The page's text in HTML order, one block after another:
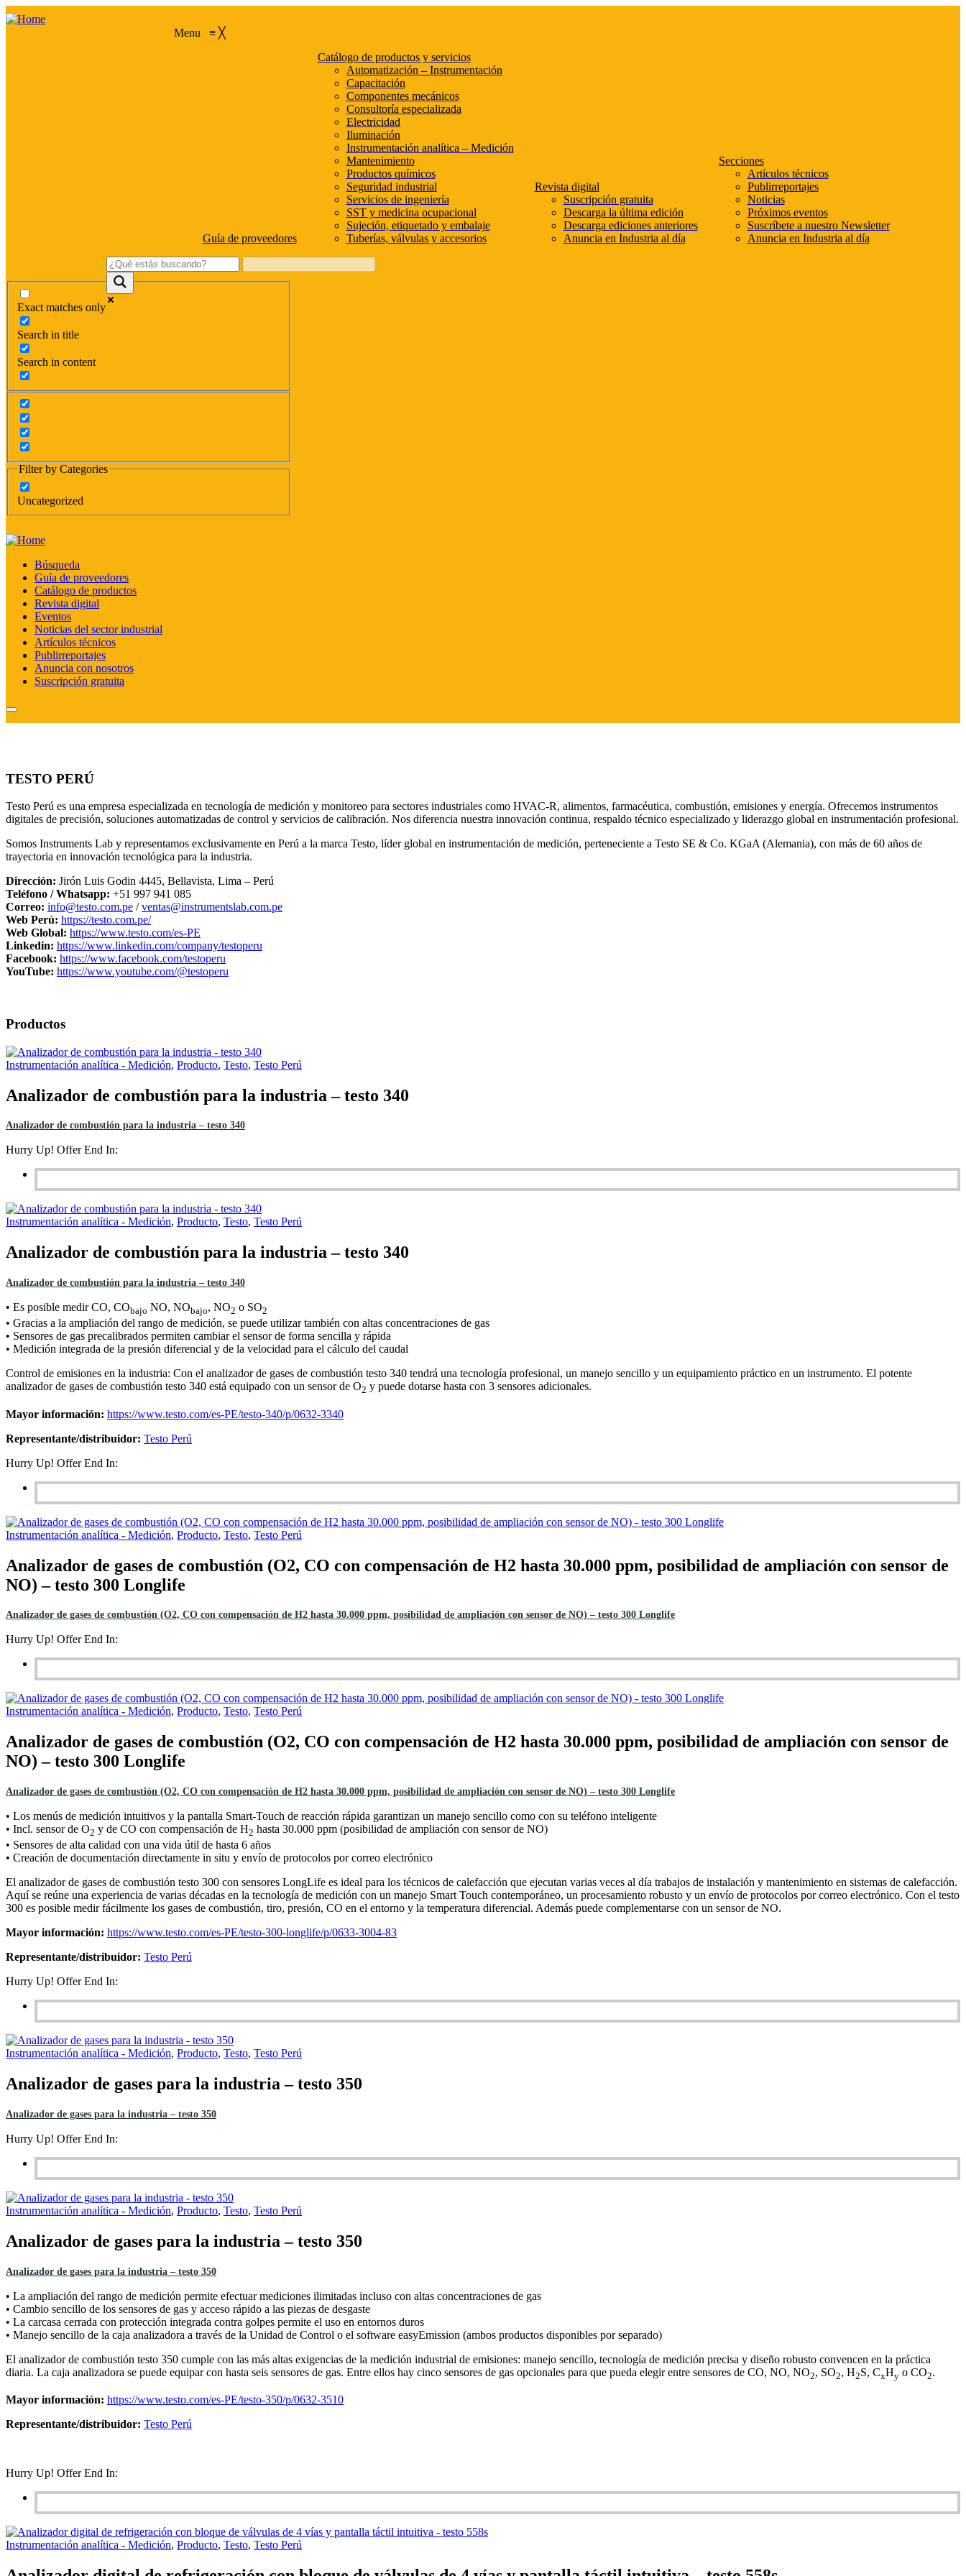
Menu ≡ ╳
Guía de proveedores
Catálogo de productos y servicios
Automatización – Instrumentación
Capacitación
Componentes mecánicos
Consultoría especializada
Electricidad
Iluminación
Instrumentación analítica – Medición
Mantenimiento
Productos químicos
Seguridad industrial
Servicios de ingeniería
SST y medicina ocupacional
Sujeción, etiquetado y embalaje
Tuberías, válvulas y accesorios
Revista digital
Suscripción gratuita
Descarga la última edición
Descarga ediciones anteriores
Anuncia en Industria al día
Secciones
Artículos técnicos
Publirreportajes
Noticias
Próximos eventos
Suscríbete a nuestro Newsletter
Anuncia en Industria al día
Exact matches only
Search in title
Search in content
Filter by Categories
Uncategorized
Búsqueda
Guía de proveedores
Catálogo de productos
Revista digital
Eventos
Noticias del sector industrial
Artículos técnicos
Publirreportajes
Anuncia con nosotros
Suscripción gratuita
TESTO PERÚ
Testo Perú es una empresa especializada en tecnología de medición y monitoreo para sectores industriales como HVAC-R, alimentos, farmacéutica, combustión, emisiones y energía. Ofrecemos instrumentos
digitales de precisión, soluciones automatizadas de control y servicios de calibración. Nos diferencia nuestra innovación continua, respaldo técnico especializado y liderazgo global en instrumentación profesional.
Somos Instruments Lab y representamos exclusivamente en Perú a la marca Testo, líder global en instrumentación de medición, perteneciente a Testo SE & Co. KGaA (Alemania), con más de 60 años de
trayectoria en innovación tecnológica para la industria.
Dirección: Jirón Luis Godin 4445, Bellavista, Lima – Perú
Teléfono / Whatsapp: +51 997 941 085
Correo: info@testo.com.pe /ventas@instrumentslab.com.pe
Web Perú: https://testo.com.pe/
Web Global: https://www.testo.com/es-PE
Linkedin: https://www.linkedin.com/company/testoperu
Facebook: https://www.facebook.com/testoperu
YouTube: https://www.youtube.com/@testoperu
Productos
Instrumentación analítica - Medición, Producto, Testo, Testo Perú
Analizador de combustión para la industria – testo 340
Analizador de combustión para la industria – testo 340
Hurry Up! Offer End In:
Instrumentación analítica - Medición, Producto, Testo, Testo Perú
Analizador de combustión para la industria – testo 340
Analizador de combustión para la industria – testo 340
• Es posible medir CO, CObajo NO, NObajo, NO2 o SO2
• Gracias a la ampliación del rango de medición, se puede utilizar también con altas concentraciones de gas
• Sensores de gas precalibrados permiten cambiar el sensor de forma sencilla y rápida
• Medición integrada de la presión diferencial y de la velocidad para el cálculo del caudal
Control de emisiones en la industria: Con el analizador de gases de combustión testo 340 tendrá una tecnología profesional, un manejo sencillo y un equipamiento práctico en un instrumento. El potente
analizador de gases de combustión testo 340 está equipado con un sensor de O2 y puede dotarse hasta con 3 sensores adicionales.
Mayor información: https://www.testo.com/es-PE/testo-340/p/0632-3340
Representante/distribuidor: Testo Perú
Hurry Up! Offer End In:
Instrumentación analítica - Medición, Producto, Testo, Testo Perú
Analizador de gases de combustión (O2, CO con compensación de H2 hasta 30.000 ppm, posibilidad de ampliación con sensor de
NO) – testo 300 Longlife
Analizador de gases de combustión (O2, CO con compensación de H2 hasta 30.000 ppm, posibilidad de ampliación con sensor de NO) – testo 300 Longlife
Hurry Up! Offer End In:
Instrumentación analítica - Medición, Producto, Testo, Testo Perú
Analizador de gases de combustión (O2, CO con compensación de H2 hasta 30.000 ppm, posibilidad de ampliación con sensor de
NO) – testo 300 Longlife
Analizador de gases de combustión (O2, CO con compensación de H2 hasta 30.000 ppm, posibilidad de ampliación con sensor de NO) – testo 300 Longlife
• Los menús de medición intuitivos y la pantalla Smart-Touch de reacción rápida garantizan un manejo sencillo como con su teléfono inteligente
• Incl. sensor de O2 y de CO con compensación de H2 hasta 30.000 ppm (posibilidad de ampliación con sensor de NO)
• Sensores de alta calidad con una vida útil de hasta 6 años
• Creación de documentación directamente in situ y envío de protocolos por correo electrónico
El analizador de gases de combustión testo 300 con sensores LongLife es ideal para los técnicos de calefacción que ejecutan varias veces al día trabajos de instalación y mantenimiento en sistemas de calefacción.
Aquí se reúne una experiencia de varias décadas en la tecnología de medición con un manejo Smart Touch contemporáneo, un procesamiento robusto y un envío de protocolos por correo electrónico. Con el testo
300 es posible medir fácilmente los gases de combustión, tiro, presión, CO en el entorno y la temperatura diferencial. Además puede complementarse con un sensor de NO.
Mayor información: https://www.testo.com/es-PE/testo-300-longlife/p/0633-3004-83
Representante/distribuidor: Testo Perú
Hurry Up! Offer End In:
Instrumentación analítica - Medición, Producto, Testo, Testo Perú
Analizador de gases para la industria – testo 350
Analizador de gases para la industria – testo 350
Hurry Up! Offer End In:
Instrumentación analítica - Medición, Producto, Testo, Testo Perú
Analizador de gases para la industria – testo 350
Analizador de gases para la industria – testo 350
• La ampliación del rango de medición permite efectuar mediciones ilimitadas incluso con altas concentraciones de gas
• Cambio sencillo de los sensores de gas y acceso rápido a las piezas de desgaste
• La carcasa cerrada con protección integrada contra golpes permite el uso en entornos duros
• Manejo sencillo de la caja analizadora a través de la Unidad de Control o el software easyEmission (ambos productos disponibles por separado)
El analizador de combustión testo 350 cumple con las más altas exigencias de la medición industrial de emisiones: manejo sencillo, tecnología de medición precisa y diseño robusto convencen en la práctica
diaria. La caja analizadora se puede equipar con hasta seis sensores de gas. Entre ellos hay cinco sensores de gas opcionales para que pueda elegir entre sensores de CO, NO, NO2, SO2, H2S, CxHy o CO2.
Mayor información: https://www.testo.com/es-PE/testo-350/p/0632-3510
Representante/distribuidor: Testo Perú
Hurry Up! Offer End In:
Instrumentación analítica - Medición, Producto, Testo, Testo Perú